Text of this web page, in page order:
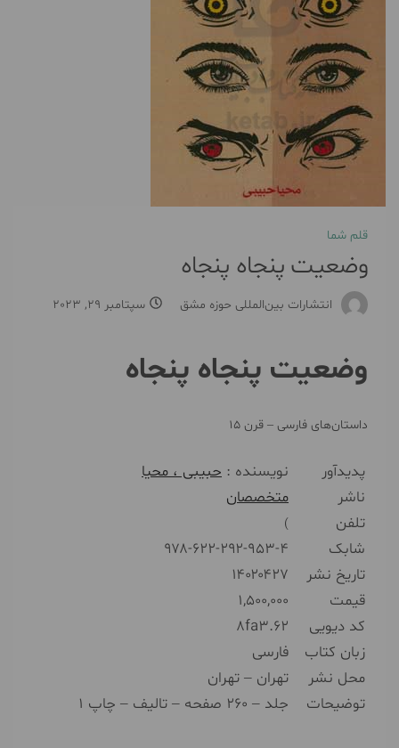
قلم شما
وضعیت پنجاه پنجاه
انتشارات بین‌المللی حوزه مشق سپتامبر 29, 2023
وضعیت پنجاه پنجاه
داستان‌های فارسی – قرن ۱۵
پدیدآور نويسنده : حبیبی ، محیا
ناشر
متخصصان
تلفن
)
شابک
۹۷۸-۶۲۲-۲۹۲-۹۵۳-۴
تاریخ نشر
۱۴۰۲۰۴۲۷
قیمت
۱,۵۰۰,۰۰۰
کد دیویی
۸fa۳.۶۲
زبان کتاب
فارسی
محل نشر
تهران – تهران
توضیحات
جلد – ۲۶۰ صفحه – تالیف – چاپ ۱